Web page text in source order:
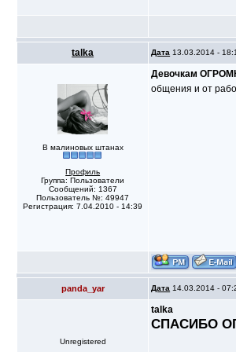
talka Дата 13.03.2014 -
В малиновых штанах
Профиль
Группа: Пользователи
Сообщений: 1367
Пользователь №: 49947
Регистрация: 7.04.2010 - 14:39
Девочкам
общения и от
panda_yar Дата 14.03.2014 -
Unregistered
talka
СПАСИБО